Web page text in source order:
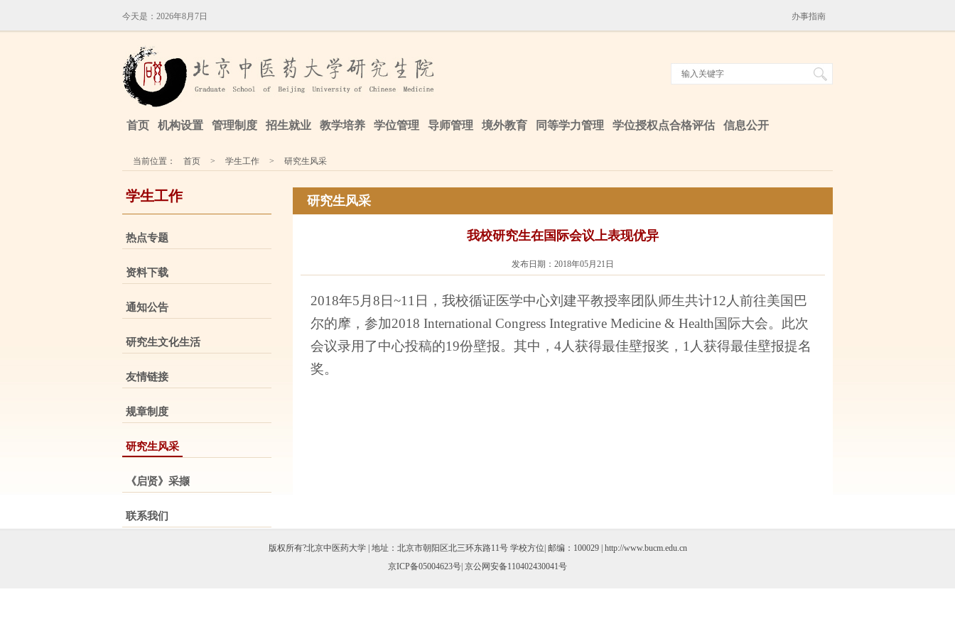
办事指南
今天是： 2026年8月7日
首页 机构设置 管理制度 招生就业 教学培养 学位管理 导师管理 境外教育 同等学力管理 学位授权点合格评估 信息公开
当前位置： 首页 > 学生工作 > 研究生风采
学生工作
热点专题
资料下载
通知公告
研究生文化生活
友情链接
规章制度
研究生风采
《启贤》采撷
联系我们
研究生风采
我校研究生在国际会议上表现优异
发布日期：2018年05月21日
2018年5 月 8 日~11 日，我校循证医学中心刘建平教授率团队师生共计12 人前往美国巴
尔的摩，参加2018 International Congress Integrative Medicine & Health国际大会。此次
会议录用了中心投稿的19份壁报。其中， 4人获得最佳壁报奖， 1 人获得最佳壁报提名
奖。
版权所有?北京中医药大学 | 地址：北京市朝阳区北三环东路11号 学校方位| 邮编：100029 | http://www.bucm.edu.cn
京ICP备05004623号 | 京公网安备110402430041号